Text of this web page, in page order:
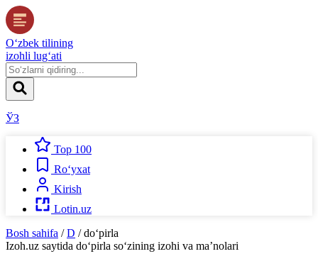
O‘zbek tilining
izohli lug‘ati
ЎЗ
Top 100
Ro‘yxat
Kirish
Lotin.uz
Bosh sahifa / D / do‘pirla
Izoh.uz saytida do‘pirla so‘zining izohi va ma’nolari